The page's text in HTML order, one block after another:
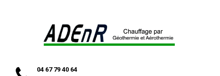
04 67 79 40 64